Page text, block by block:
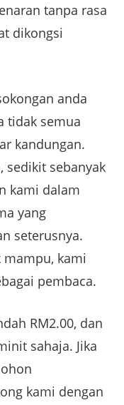
tanpa rasa
dikongsi
anda
tidak semua
kandungan.
sedikit sebanyak
kami dalam
yang
seterusnya.
kami
pembaca.
RM2.00, dan
sahaja. Jika
kami dengan